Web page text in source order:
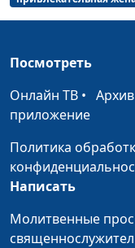
Как укрепить
притягиваются?
Начало
Посмотреть
Онлайн ТВ •
приложение
Политика
Написать
Молитвенные